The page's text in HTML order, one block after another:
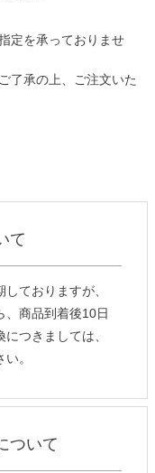
定を承っておりませ
了承の上、ご注文いた
て
ておりますが、
、商品到着後10日
つきましては、
。
ついて